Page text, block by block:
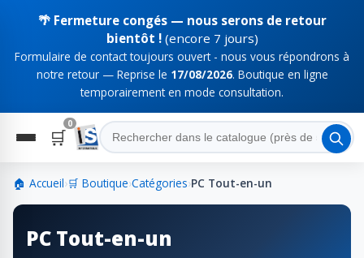
🌴 Fermeture congés — nous serons de retour
bientôt !(encore 7 jours)
Formulaire de contact toujours ouvert - nous vous répondrons à
notre retour — Reprise le 17/08/2026. Boutique en ligne
temporairement en mode consultation.
🛒
0
🏠 Accueil›🛒 Boutique›Catégories›PC Tout-en-un
PC Tout-en-un